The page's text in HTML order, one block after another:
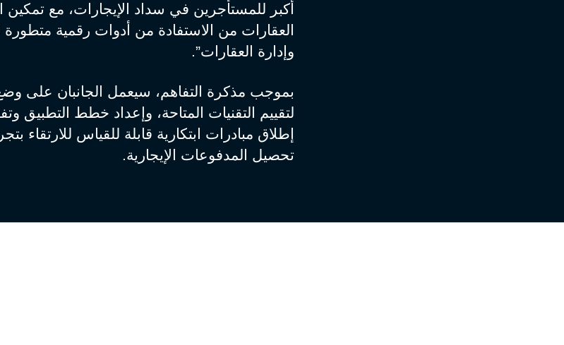
أكبر للمستأجرين في سداد الإيجارات، مع
العقارات من الاستفادة من أدوات رقمية متطورة
وإدارة العقارات”.
بموجب مذكرة التفاهم، سيعمل الجانبان على
لتقييم التقنيات المتاحة، وإعداد خطط التطبيق
إطلاق مبادرات ابتكارية قابلة للقياس للارتقاء
تحصيل المدفوعات الإيجارية.